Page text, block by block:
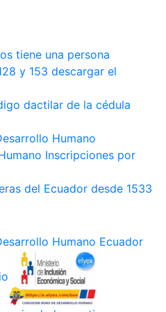
tiene una persona
y 153 descargar el
dactilar de la cédula
Humano
Inscripciones por
del Ecuador desde 1533
Humano Ecuador